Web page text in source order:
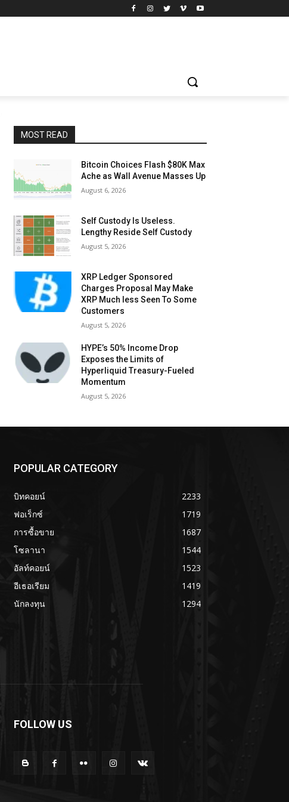
MOST READ
Bitcoin Choices Flash $80K Max
Ache as Wall Avenue Masses Up
August 6, 2026
Self Custody Is Useless.
Lengthy Reside Self Custody
August 5, 2026
XRP Ledger Sponsored
Charges Proposal May Make
XRP Much less Seen To Some
Customers
August 5, 2026
HYPE’s 50% Income Drop
Exposes the Limits of
Hyperliquid Treasury-Fueled
Momentum
August 5, 2026
POPULAR CATEGORY
บิทคอยน์
2233
ฟอเร็กซ์
1719
การซื้อขาย
1687
โซลานา
1544
อัลท์คอยน์
1523
อีเธอเรียม
1419
นักลงทุน
1294
FOLLOW US